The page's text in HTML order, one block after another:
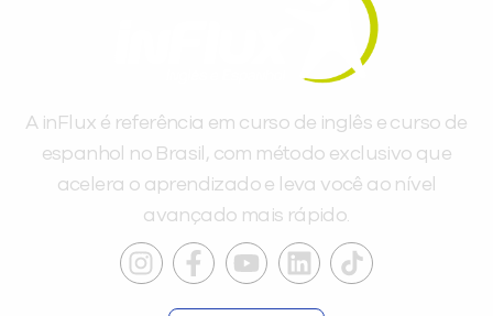
A inFlux é referência em curso de inglês e curso de
espanhol no Brasil, com método exclusivo que
acelera o aprendizado e leva você ao nível
avançado mais rápido.